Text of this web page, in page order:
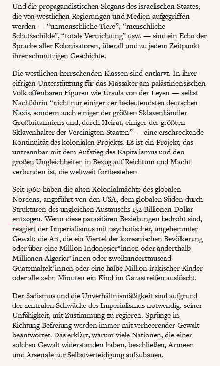
Und die propagandistischen Slogans des israelischen Staates,
die von westlichen Regierungen und Medien aufgegriffen
werden — “unmenschliche Tiere”, “menschliche
Schutzschilde”, “totale Vernichtung” usw. — sind ein Echo der
Sprache aller Kolonisatoren, überall und zu jedem Zeitpunkt
ihrer schmutzigen Geschichte.
Die westlichen herrschenden Klassen sind entlarvt. In ihrer
eifrigen Unterstützung für das Massaker am palästinensischen
Volk offenbaren Figuren wie Ursula von der Leyen — selbst
Nachfahrin“nicht nur einiger der bedeutendsten deutschen
Nazis, sondern auch einiger der größten Sklavenhändler
Großbritanniens und, durch Heirat, einiger der größten
Sklavenhalter der Vereinigten Staaten” — eine erschreckende
Kontinuität des kolonialen Projekts. Es ist ein Projekt, das
untrennbar mit dem Aufstieg des Kapitalismus und den
großen Ungleichheiten in Bezug auf Reichtum und Macht
verbunden ist, die weltweit fortbestehen.
Seit 1960 haben die alten Kolonialmächte des globalen
Nordens, angeführt von den USA, dem globalen Süden durch
Strukturen des ungleichen Austauschs 152 Billionen Dollar
entzogen. Wenn diese parasitären Beziehungen bedroht sind,
reagiert der Imperialismus mit psychotischer, ungehemmter
Gewalt: die Art, die ein Viertel der koreanischen Bevölkerung
oder über eine Million Indonesier*innen oder anderthalb
Millionen Algerier*innen oder zweihunderttausend
Guatemaltek*innen oder eine halbe Million irakischer Kinder
oder alle zehn Minuten ein Kind im Gazastreifen auslöscht.
Der Sadismus und die Unverhältnismäßigkeit sind aufgrund
der zentralen Schwäche des Imperialismus notwendig: seiner
Unfähigkeit, mit Zustimmung zu regieren. Sprünge in
Richtung Befreiung werden immer mit verheerender Gewalt
beantwortet. Das erklärt, warum viele Nationen, die einer
solchen Gewalt widerstanden haben, beschließen, Armeen
und Arsenale zur Selbstverteidigung aufzubauen.